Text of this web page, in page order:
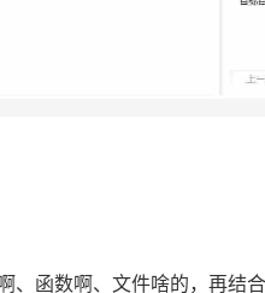
、函数啊、文件啥的，再结